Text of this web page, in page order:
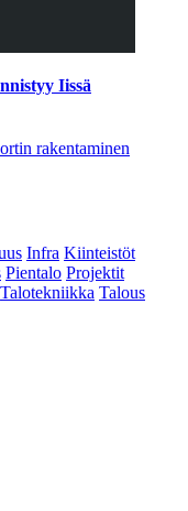
Iissä
rakentaminen
Infra Kiinteistöt
Pientalo Projektit
Talotekniikka Talous